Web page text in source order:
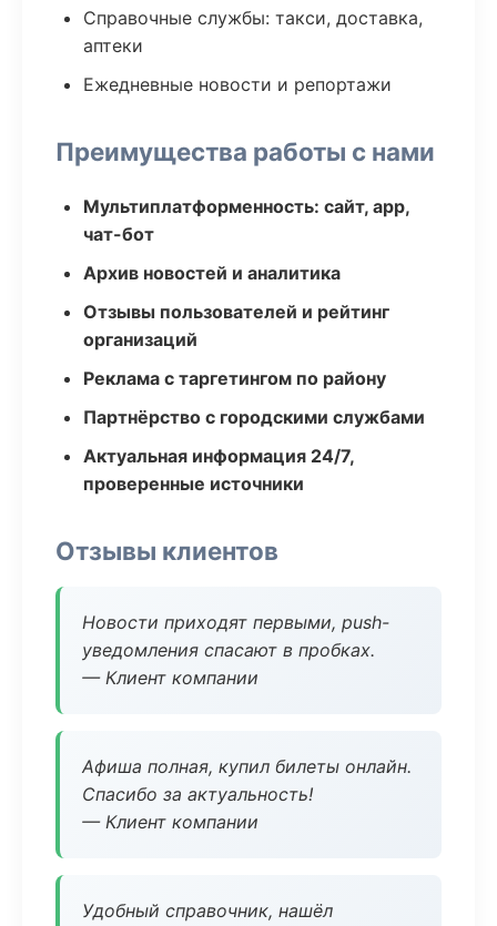
Справочные службы: такси, доставка,
аптеки
Ежедневные новости и репортажи
Преимущества работы с нами
Мультиплатформенность: сайт, app,
чат-бот
Архив новостей и аналитика
Отзывы пользователей и рейтинг
организаций
Реклама с таргетингом по району
Партнёрство с городскими службами
Актуальная информация 24/7,
проверенные источники
Отзывы клиентов
Новости приходят первыми, push-
уведомления спасают в пробках.
— Клиент компании
Афиша полная, купил билеты онлайн.
Спасибо за актуальность!
— Клиент компании
Удобный справочник, нашёл